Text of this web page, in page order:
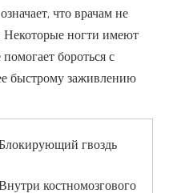
что врачам не
ногти имеют
бороться с
быстрому заживлению
гвоздь
костномозгового